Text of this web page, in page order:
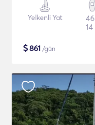
Yelkenli Yat
$861 /gün